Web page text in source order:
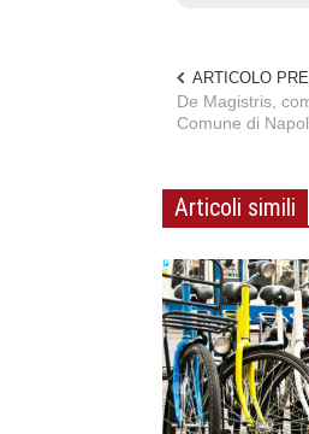
ARTICOLO
De Magistris,
Comune di
Articoli simili